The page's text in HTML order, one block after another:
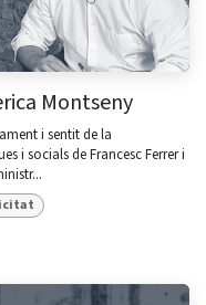
Montseny
i sentit de la
i socials de Francesc Ferrer i